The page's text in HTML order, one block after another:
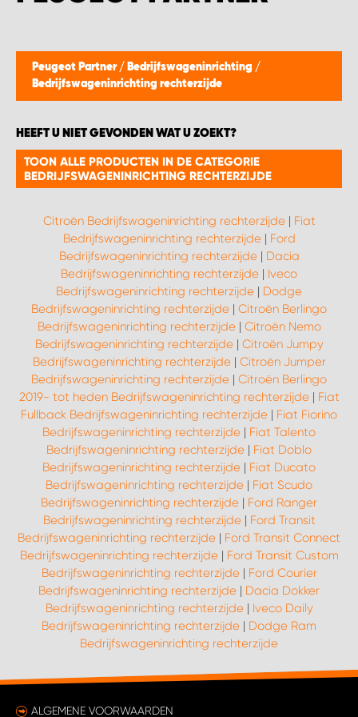
Peugeot Partner / Bedrijfswageninrichting /
Bedrijfswageninrichting rechterzijde
HEEFT U NIET GEVONDEN WAT U ZOEKT?
TOON ALLE PRODUCTEN IN DE CATEGORIE
BEDRIJFSWAGENINRICHTING RECHTERZIJDE
Citroën Bedrijfswageninrichting rechterzijde| Fiat
Bedrijfswageninrichting rechterzijde| Ford
Bedrijfswageninrichting rechterzijde| Dacia
Bedrijfswageninrichting rechterzijde | Iveco
Bedrijfswageninrichting rechterzijde | Dodge
Bedrijfswageninrichting rechterzijde | Citroën Berlingo
Bedrijfswageninrichting rechterzijde| Citroën Nemo
Bedrijfswageninrichting rechterzijde| Citroën Jumpy
Bedrijfswageninrichting rechterzijde| Citroën Jumper
Bedrijfswageninrichting rechterzijde | Citroën Berlingo
2019- tot heden Bedrijfswageninrichting rechterzijde| Fiat
Fullback Bedrijfswageninrichting rechterzijde | Fiat Fiorino
Bedrijfswageninrichting rechterzijde | Fiat Talento
Bedrijfswageninrichting rechterzijde | Fiat Doblo
Bedrijfswageninrichting rechterzijde | Fiat Ducato
Bedrijfswageninrichting rechterzijde | Fiat Scudo
Bedrijfswageninrichting rechterzijde | Ford Ranger
Bedrijfswageninrichting rechterzijde| Ford Transit
Bedrijfswageninrichting rechterzijde | Ford Transit Connect
Bedrijfswageninrichting rechterzijde| Ford Transit Custom
Bedrijfswageninrichting rechterzijde| Ford Courier
Bedrijfswageninrichting rechterzijde | Dacia Dokker
Bedrijfswageninrichting rechterzijde| Iveco Daily
Bedrijfswageninrichting rechterzijde | Dodge Ram
Bedrijfswageninrichting rechterzijde
ALGEMENE VOORWAARDEN
WORK SYSTEM BEST
WORK SYSTEM ELST
WORK SYSTEM GORREDIJK
WORK SYSTEM GRONINGEN
WORK SYSTEM HARDERWIJK
WORK SYSTEM HARMELEN
WORK SYSTEM HARTWERD
WORK SYSTEM HEERLEN
WORK SYSTEM KOOTWIJKERBROEK
WORK SYSTEM LOPIK AUTOSERVICE BENSCHOP
WORK SYSTEM LOPIK GARAGE STUIVENBERG
WORK SYSTEM NIEUWEGEIN
WORK SYSTEM NIEUWERKERK AAN DEN IJSSEL
WORK SYSTEM OOSTERHOUT
WORK SYSTEM RIDDERKERK